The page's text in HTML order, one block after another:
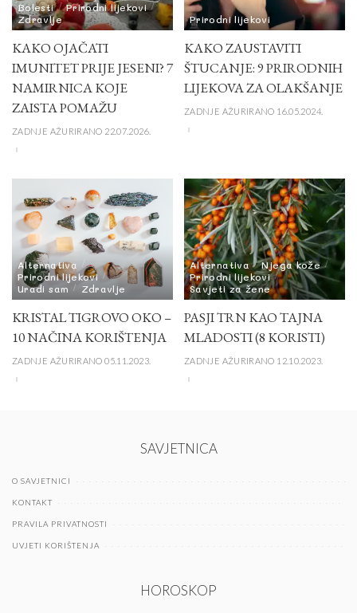
Bolesti
Prirodni lijekovi
Zdravlje
KAKO OJAČATI
IMUNITET PRIJE JESENI? 7
NAMIRNICA KOJE
ZAISTA POMAŽU
ZADNJE AŽURIRANO 22.07.2026.
Prirodni lijekovi
KAKO ZAUSTAVITI
ŠTUCANJE: 9 PRIRODNIH
LIJEKOVA ZA OLAKŠANJE
ZADNJE AŽURIRANO 16.05.2024.
Alternativa
Prirodni lijekovi
Uradi sam
Zdravlje
KRISTAL TIGROVO OKO –
10 NAČINA KORIŠTENJA
ZADNJE AŽURIRANO 05.11.2023.
Alternativa
Njega kože
Prirodni lijekovi
Savjeti za žene
PASJI TRN KAO TAJNA
MLADOSTI (8 KORISTI)
ZADNJE AŽURIRANO 12.10.2023.
SAVJETNICA
O SAVJETNICI
KONTAKT
PRAVILA PRIVATNOSTI
UVJETI KORIŠTENJA
HOROSKOP